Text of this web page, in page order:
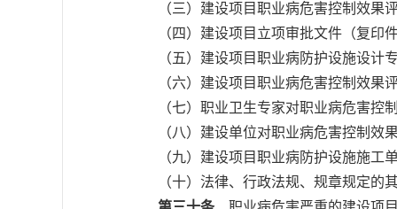
（三）建设项目职业病危害控制效果评
（四）建设项目立项审批文件（复印
（五）建设项目职业病防护设施设计
（六）建设项目职业病危害控制效果
（七）职业卫生专家对职业病危害控制
（八）建设单位对职业病危害控制效果
（九）建设项目职业病防护设施施工单
（十）法律、行政法规、规章规定的